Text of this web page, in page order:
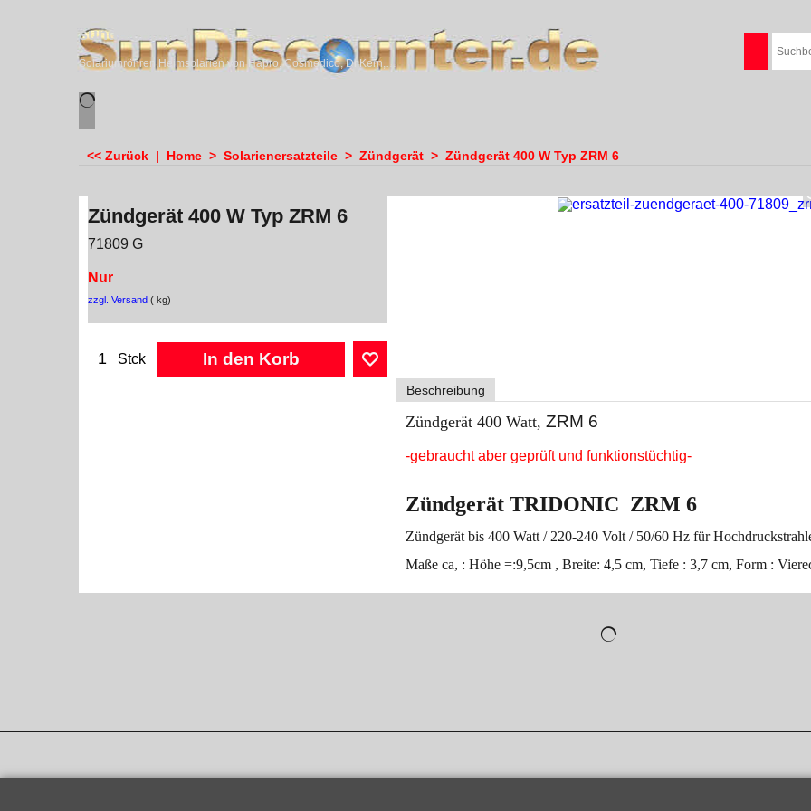
sundiscounter
Solariumröhren,Heimsolarien von Hapro, Cosmedico, Dr.Kern, Megasun & Ergoline
<< Zurück | Home > Solarienersatzteile > Zündgerät > Zündgerät 400 W Typ ZRM 6
Zündgerät 400 W Typ ZRM 6
71809 G
Nur
zzgl. Versand kg
Stck In den Korb
Beschreibung
Zündgerät 400 Watt, ZRM 6
-gebraucht aber geprüft und funktionstüchtig-
Zündgerät TRIDONIC ZRM 6
Zündgerät bis 400 Watt / 220-240 Volt / 50/60 Hz für
Maße ca, : Höhe =:9,5cm , Breite: 4,5 cm, Tiefe : 3,7 cm, Form :